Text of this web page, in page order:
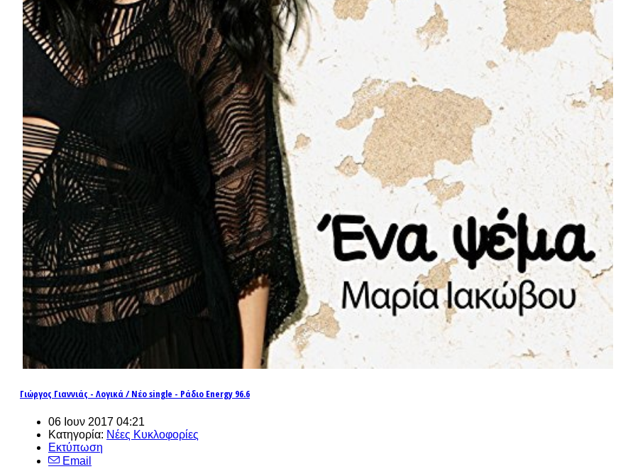
Γιώργος Γιαννιάς - Λογικά / Νέο single - Ράδιο Energy 96.6
06 Ιουν 2017 04:21
Κατηγορία: Νέες Κυκλοφορίες
Εκτύπωση
Email